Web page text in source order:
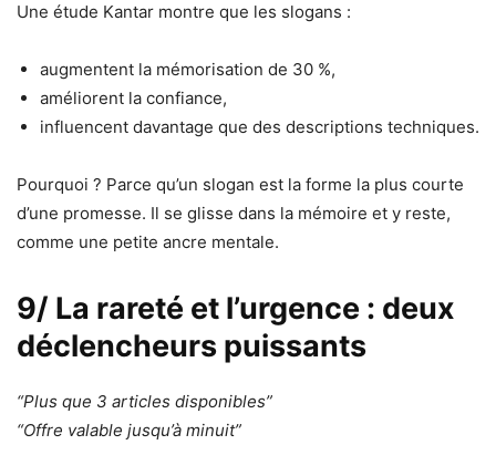
Une étude Kantar montre que les slogans :
augmentent la mémorisation de 30 %,
améliorent la confiance,
influencent davantage que des descriptions techniques.
Pourquoi ? Parce qu’un slogan est la forme la plus courte
d’une promesse. Il se glisse dans la mémoire et y reste,
comme une petite ancre mentale.
9/ La rareté et l’urgence : deux
déclencheurs puissants
“Plus que 3 articles disponibles”
“Offre valable jusqu’à minuit”